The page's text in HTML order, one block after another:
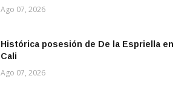
Ago 07, 2026
Histórica posesión de De la Espriella en
Cali
Ago 07, 2026